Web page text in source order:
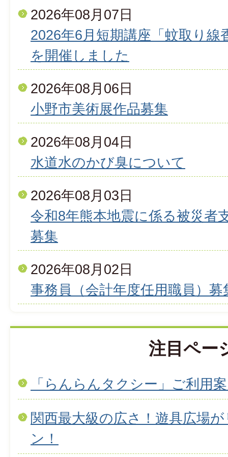
2026年08月07日
2026年6月短期講座「蚊取り
を開催しました
2026年08月06日
小野市美術展作品募集
2026年08月04日
水道水のかび臭について
2026年08月03日
令和8年熊本地震に係る被災者
募集
2026年08月02日
事務員（会計年度任用職員）募
注目ペー
「らんらんタクシー」ご利用
関西最大級の広さ！遊具広場
ン！